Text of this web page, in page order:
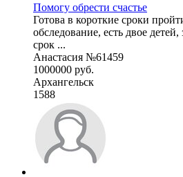
Помогу обрести счастье
Готова в короткие сроки
обследование, есть двое
срок ...
Анастасия №61459
1000000 руб.
Архангельск
1588